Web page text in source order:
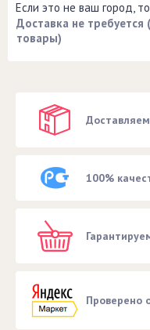
Если это не ваш город,
Доставка не
товары)
100%
Проверено